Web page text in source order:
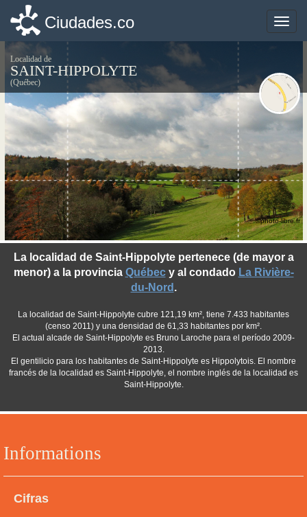
Toggle
Ciudades.co
Localidad de
SAINT-HIPPOLYTE
(Québec)
Informations
Cifras
La localidad de Saint-Hippolyte pertenece (de mayor a
menor) a la provincia Québecy al condado La Rivière-
du-Nord .
La localidad de Saint-Hippolyte cubre 121,19 km², tiene 7.433 habitantes
(censo 2011) y una densidad de 61,33 habitantes por km².
El actual alcade de Saint-Hippolyte es Bruno Laroche para el período 2009-
2013.
El gentilicio para los habitantes de Saint-Hippolyte es Hippolytois. El nombre
francés de la localidad es Saint-Hippolyte, el nombre inglés de la localidad es
Saint-Hippolyte.
©photo-libre.fr
Toggle
Ciudades.co